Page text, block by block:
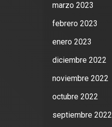
marzo 2023
febrero 2023
enero 2023
diciembre 2022
noviembre 2022
octubre 2022
septiembre 2022